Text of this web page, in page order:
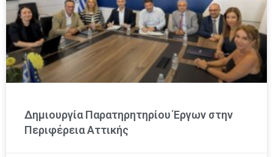
Δημιουργία Παρατηρητηρίου Έργων στην
Περιφέρεια Αττικής